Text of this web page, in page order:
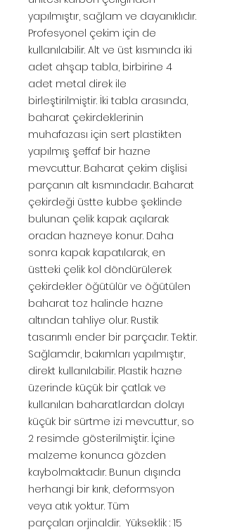
yapılmıştır, sağlam ve dayanıklıdır.
Profesyonel çekim için de
kullanılabilir. Alt ve üst kısmında iki
adet ahşap tabla, birbirine 4
adet metal direk ile
birleştirilmiştir. İki tabla arasında,
baharat çekirdeklerinin
muhafazası için sert plastikten
yapılmış şeffaf bir hazne
mevcuttur. Baharat çekim dişlisi
parçanın alt kısmındadır. Baharat
çekirdeği üstte kubbe şeklinde
bulunan çelik kapak açılarak
oradan hazneye konur. Daha
sonra kapak kapatılarak, en
üstteki çelik kol döndürülerek
çekirdekler öğütülür ve öğütülen
baharat toz halinde hazne
altından tahliye olur. Rustik
tasarımlı ender bir parçadır. Tektir.
Sağlamdır, bakımları yapılmıştır,
direkt kullanılabilir. Plastik hazne
üzerinde küçük bir çatlak ve
kullanılan baharatlardan dolayı
küçük bir sürtme izi mevcuttur, so
2 resimde gösterilmiştir. İçine
malzeme konunca gözden
kaybolmaktadır. Bunun dışında
herhangi bir kırık, deformsyon
veya atık yoktur. Tüm
parçaları orjinaldir. Yükseklik : 15